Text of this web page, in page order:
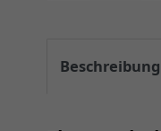
Beschreibung